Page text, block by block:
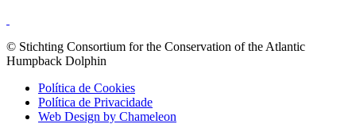
© Stichting Consortium for the Conservation of the Atlantic
Humpback Dolphin
Política de Cookies
Política de Privacidade
Web Design by Chameleon